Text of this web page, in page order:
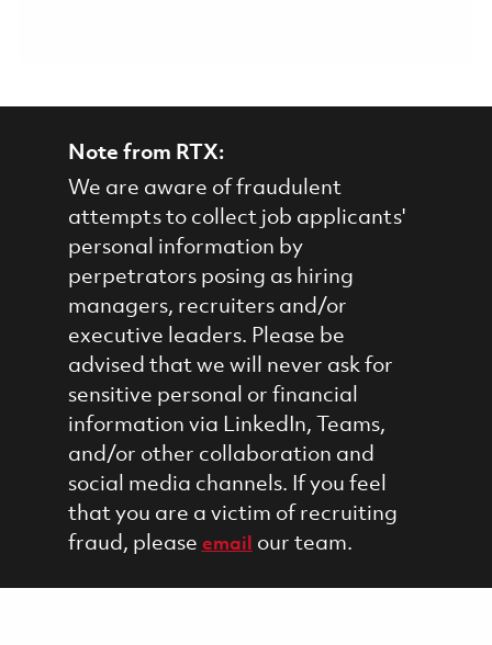
Note from RTX:
We are aware of fraudulent
attempts to collect job applicants'
personal information by
perpetrators posing as hiring
managers, recruiters and/or
executive leaders. Please be
advised that we will never ask for
sensitive personal or financial
information via LinkedIn, Teams,
and/or other collaboration and
social media channels. If you feel
that you are a victim of recruiting
fraud, please email our team.